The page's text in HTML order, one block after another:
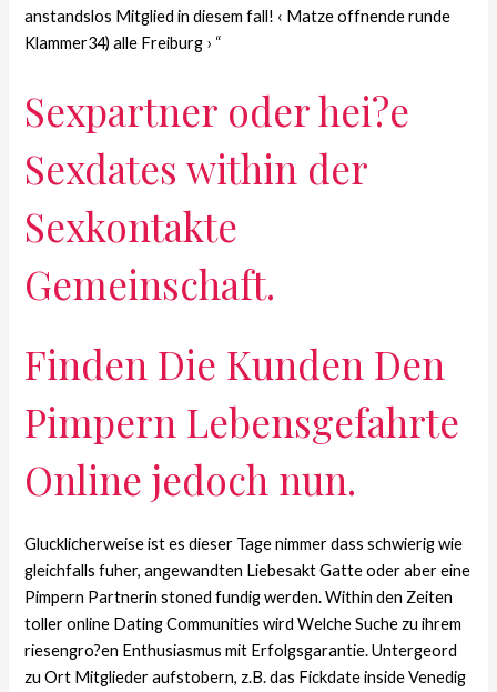
anstandslos Mitglied in diesem fall! ‹ Matze offnende runde
Klammer34) alle Freiburg › “
Sexpartner oder hei?e
Sexdates within der
Sexkontakte
Gemeinschaft.
Finden Die Kunden Den
Pimpern Lebensgefahrte
Online jedoch nun.
Glucklicherweise ist es dieser Tage nimmer dass schwierig wie
gleichfalls fuher, angewandten Liebesakt Gatte oder aber eine
Pimpern Partnerin stoned fundig werden. Within den Zeiten
toller online Dating Communities wird Welche Suche zu ihrem
riesengro?en Enthusiasmus mit Erfolgsgarantie. Untergeord
zu Ort Mitglieder aufstobern, z.B. das Fickdate inside Venedig